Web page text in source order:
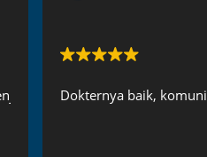
secara detail
Dokternya baik,